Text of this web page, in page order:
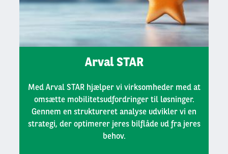
Arval STAR
Med Arval STAR hjælper vi virksomheder med at
omsætte mobilitetsudfordringer til løsninger.
Gennem en struktureret analyse udvikler vi en
strategi, der optimerer jeres bilflåde ud fra jeres
behov.